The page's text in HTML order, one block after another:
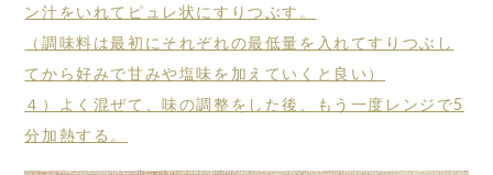
ン汁をいれてピュレ状にすりつぶす。
（調味料は最初にそれぞれの最低量を入れてすりつぶし
てから好みで甘みや塩味を加えていくと良い）
４）よく混ぜて、味の調整をした後、もう一度レンジで5
分加熱する。